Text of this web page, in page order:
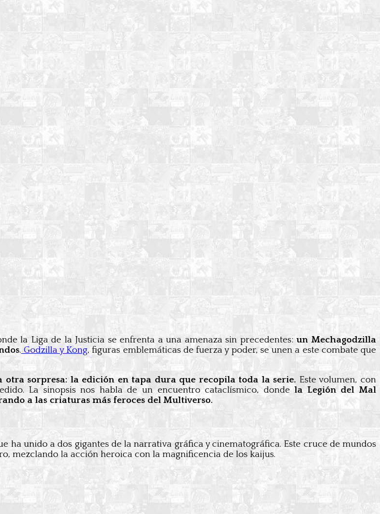
la Liga de la Justicia se enfrenta a una amenaza sin precedentes:un Mechagodzilla
. Godzilla y Kong, figuras emblemáticas de fuerza y poder, se unen a este combate que
otra sorpresa: la edición en tapa dura que recopila toda la serie. Este volumen, con
La sinopsis nos habla de un encuentro cataclísmico, dondela Legión del Mal
a las criaturas más feroces del Multiverso.
ha unido a dos gigantes de la narrativa gráfica y cinematográfica. Este cruce de mundos
mezclando la acción heroica con la magnificencia de los kaijus.